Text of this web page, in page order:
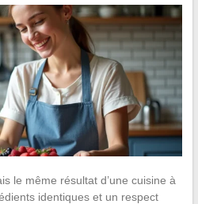
le même résultat d’une cuisine à
identiques et un respect